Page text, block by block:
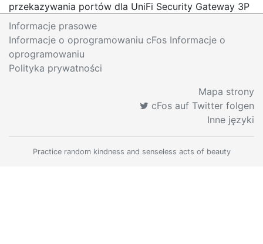
przekazywania portów dla UniFi Security Gateway 3P
Informacje prasowe
Informacje o oprogramowaniu cFos Informacje o
oprogramowaniu
Polityka prywatności
Mapa strony
cFos auf Twitter folgen
Inne języki
Practice random kindness and senseless acts of beauty